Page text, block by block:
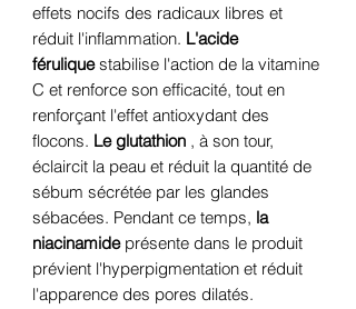
effets nocifs des radicaux libres et
réduit l'inflammation. L'acide
féruliquestabilise l'action de la vitamine
C et renforce son efficacité, tout en
renforçant l'effet antioxydant des
flocons. Le glutathion , à son tour,
éclaircit la peau et réduit la quantité de
sébum sécrétée par les glandes
sébacées. Pendant ce temps, la
niacinamideprésente dans le produit
prévient l'hyperpigmentation et réduit
l'apparence des pores dilatés.